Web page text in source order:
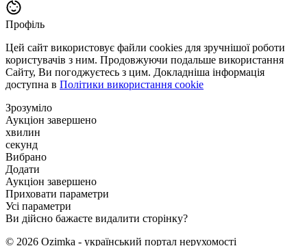
Профіль
Цей сайт використовує файли cookies для зручнішої роботи
користувачів з ним. Продовжуючи подальше використання
Сайту, Ви погоджуєтесь з цим. Докладніша інформація
доступна в Політики використання cookie
Зрозуміло
Аукціон завершено
хвилин
секунд
Вибрано
Додати
Аукціон завершено
Приховати параметри
Усі параметри
Ви дійсно бажаєте видалити сторінку?
© 2026 Ozimka - український портал нерухомості